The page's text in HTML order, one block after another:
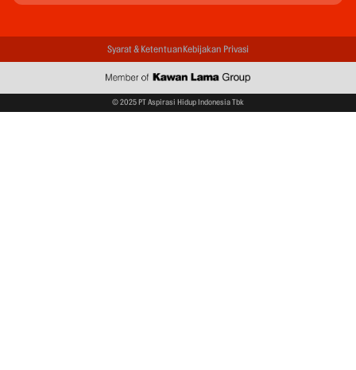
Syarat & KetentuanKebijakan Privasi
© 2025 PT Aspirasi Hidup Indonesia Tbk